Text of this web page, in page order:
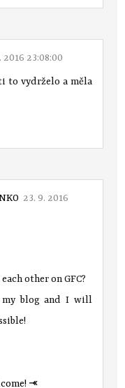
2016 23:08:00
to vydrželo a měla
23. 9. 2016
other on GFC?
my blog and I will
⤛